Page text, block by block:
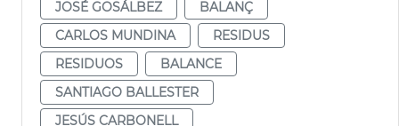
JOSÉ GOSÁLBEZ
BALANÇ
CARLOS MUNDINA
RESIDUS
RESIDUOS
BALANCE
SANTIAGO BALLESTER
JESÚS CARBONELL